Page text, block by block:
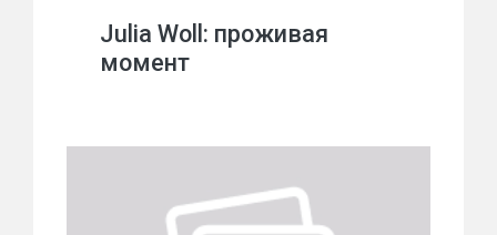
Julia Woll: проживая
момент